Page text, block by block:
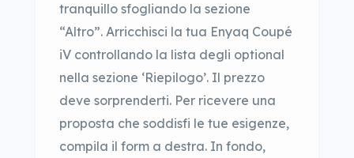
tranquillo sfogliando la sezione
“Altro”. Arricchisci la tua Enyaq Coupé
iV controllando la lista degli optional
nella sezione ‘Riepilogo’. Il prezzo
deve sorprenderti. Per ricevere una
proposta che soddisfi le tue esigenze,
compila il form a destra. In fondo,